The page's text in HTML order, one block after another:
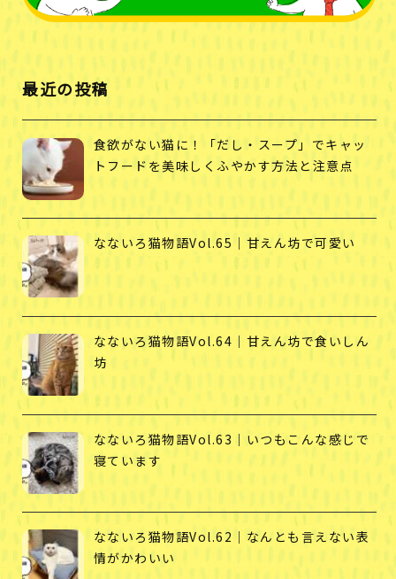
最近の投稿
食欲がない猫に！「だし・スープ」でキャッ
トフードを美味しくふやかす方法と注意点
なないろ猫物語Vol.65｜甘えん坊で可愛い
なないろ猫物語Vol.64｜甘えん坊で食いしん
坊
なないろ猫物語Vol.63｜いつもこんな感じで
寝ています
なないろ猫物語Vol.62｜なんとも言えない表
情がかわいい